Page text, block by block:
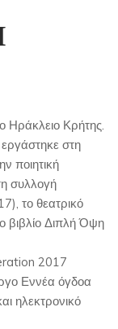
Κρήτης.
στη
ποιητική
συλλογή
το θεατρικό
βιβλίο Διπλή Όψη
2017
Εννέα όγδοα
ηλεκτρονικό